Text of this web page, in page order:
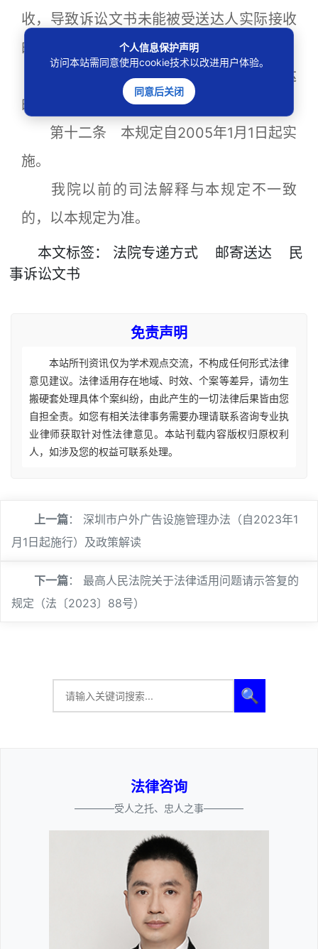
收，导致诉讼文书未能被受送达人实际接收
的，文书退回之日视为送达之日。
受送达人能够证明自己在诉讼文书送达
的过程中没有过错的，不适用前款规定。
第十二条 本规定自2005年1月1日起实
施。
我院以前的司法解释与本规定不一致
的，以本规定为准。
本文标签： 法院专递方式 邮寄送达
民
事诉讼文书
免责声明
本站所刊资讯仅为学术观点交流，不构成任何形式法律
意见建议。法律适用存在地域、时效、个案等差异，请勿生
搬硬套处理具体个案纠纷，由此产生的一切法律后果皆由您
自担全责。如您有相关法律事务需要办理请联系咨询专业执
业律师获取针对性法律意见。本站刊载内容版权归原权利
人，如涉及您的权益可联系处理。
上一篇： 深圳市户外广告设施管理办法（自2023年1
月1日起施行）及政策解读
下一篇： 最高人民法院关于法律适用问题请示答复的
规定（法〔2023〕88号）
🔍
法律咨询
————受人之托、忠人之事————
个人信息保护声明
访问本站需同意使用cookie技术以改进用户体验。
同意后关闭